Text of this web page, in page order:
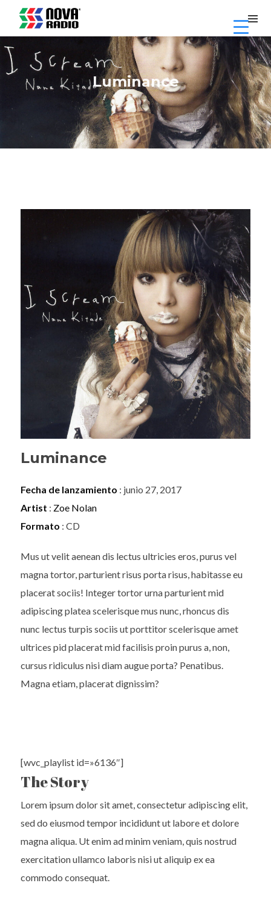
Luminance
[wvc_playlist id=»6136″]
The Story
Lorem ipsum dolor sit amet, consectetur adipiscing elit,
sed do eiusmod tempor incididunt ut labore et dolore
magna aliqua. Ut enim ad minim veniam, quis nostrud
exercitation ullamco laboris nisi ut aliquip ex ea
commodo consequat.
Luminance
Fecha de lanzamiento : junio 27, 2017
Artist : Zoe Nolan
Formato : CD
Mus ut velit aenean dis lectus ultricies eros, purus vel
magna tortor, parturient risus porta risus, habitasse eu
placerat sociis! Integer tortor urna parturient mid
adipiscing platea scelerisque mus nunc, rhoncus dis
nunc lectus turpis sociis ut porttitor scelerisque amet
ultrices pid placerat mid facilisis proin purus a, non,
cursus ridiculus nisi diam augue porta? Penatibus.
Magna etiam, placerat dignissim?